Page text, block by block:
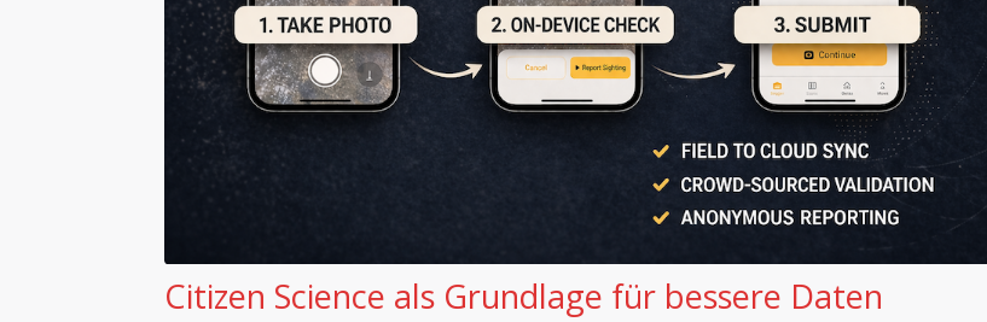
Citizen Science als Grundlage für bessere Daten